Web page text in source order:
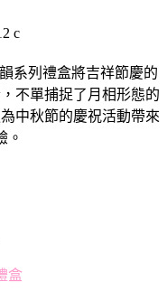
系列禮盒將吉祥節慶的
不單捕捉了月相形態的
中秋節的慶祝活動帶來
。
盒